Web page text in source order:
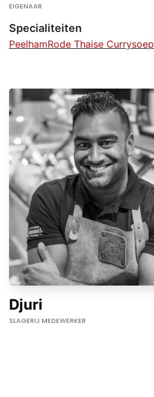
EIGENAAR
Specialiteiten
PeelhamRode Thaise Currysoep
Djuri
SLAGERIJ MEDEWERKER